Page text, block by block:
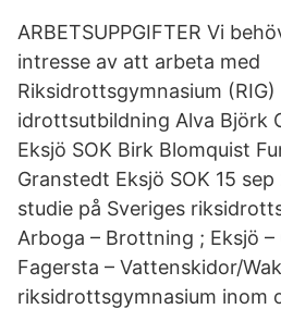
ARBETSUPPGIFTER Vi
intresse av att arbeta med
Riksidrottsgymnasium (RIG)
idrottsutbildning Alva Björk
Eksjö SOK Birk Blomquist
Granstedt Eksjö SOK 15
studie på Sveriges
Arboga – Brottning ; Eksjö
Fagersta – Vattenskidor/
riksidrottsgymnasium inom